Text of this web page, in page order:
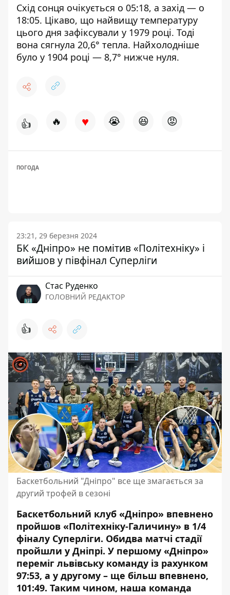
Схід сонця очікується о 05:18, а захід — о
18:05. Цікаво, що найвищу температуру
цього дня зафіксували у 1979 році. Тоді
вона сягнула 20,6° тепла. Найхолодніше
було у 1904 році — 8,7° нижче нуля.
👍 🔥 ♥ 😭 😆 😡
ПОГОДА
23:21, 29 березня 2024
БК «Дніпро» не помітив «Політехніку» і
вийшов у півфінал Суперліги
Стас Руденко
ГОЛОВНИЙ РЕДАКТОР
👍
Баскетбольний "Дніпро" все ще змагається за
другий трофей в сезоні
Баскетбольний клуб «Дніпро» впевнено
пройшов «Політехніку-Галичину» в 1/4
фіналу Суперліги. Обидва матчі стадії
пройшли у Дніпрі. У першому «Дніпро»
переміг львівську команду із рахунком
97:53, а у другому – ще більш впевнено,
101:49. Таким чином, наша команда